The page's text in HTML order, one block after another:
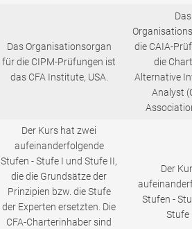
Das Organisationsorgan
für die CIPM-Prüfungen ist
das CFA Institute, USA.
Das
die CAIA-
die
Alternative
Analyst
Der Kurs hat zwei
aufeinanderfolgende
Stufen - Stufe I und Stufe II,
die die Grundsätze der
Prinzipien bzw. die Stufe
der Experten ersetzten. Die
CFA-Charterinhaber sind
Der
Stufen -
Stufe